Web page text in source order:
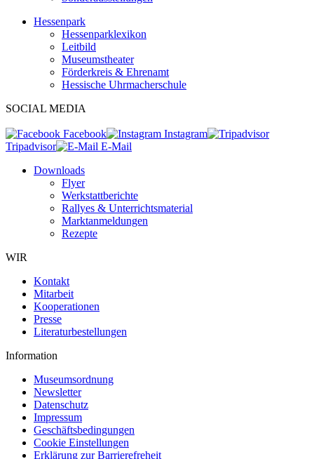
Hessenpark
Hessenparklexikon
Leitbild
Museumstheater
Förderkreis & Ehrenamt
Hessische Uhrmacherschule
SOCIAL MEDIA
Facebook
Instagram
Tripadvisor
E-Mail
Downloads
Flyer
Werkstattberichte
Rallyes & Unterrichtsmaterial
Marktanmeldungen
Rezepte
WIR
Kontakt
Mitarbeit
Kooperationen
Presse
Literaturbestellungen
Information
Museumsordnung
Newsletter
Datenschutz
Impressum
Geschäftsbedingungen
Cookie Einstellungen
Erklärung zur Barrierefreheit